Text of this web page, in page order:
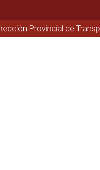
Provincial de